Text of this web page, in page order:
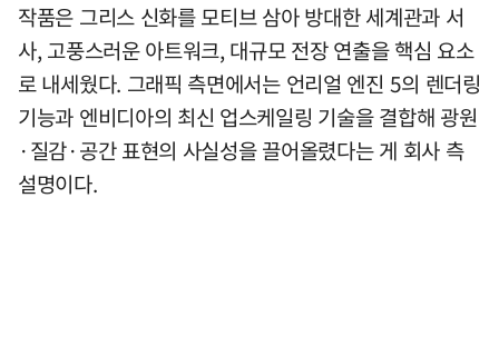
작품은 그리스 신화를 모티브 삼아 방대한 세계관과 서
사, 고풍스러운 아트워크, 대규모 전장 연출을 핵심 요소
로 내세웠다. 그래픽 측면에서는 언리얼 엔진 5의 렌더링
기능과 엔비디아의 최신 업스케일링 기술을 결합해 광원
·질감·공간 표현의 사실성을 끌어올렸다는 게 회사 측
설명이다.